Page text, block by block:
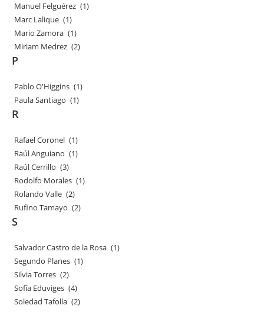
Manuel Felguérez (1)
Marc Lalique (1)
Mario Zamora (1)
Miriam Medrez (2)
P
Pablo O'Higgins (1)
Paula Santiago (1)
R
Rafael Coronel (1)
Raúl Anguiano (1)
Raúl Cerrillo (3)
Rodolfo Morales (1)
Rolando Valle (2)
Rufino Tamayo (2)
S
Salvador Castro de la Rosa (1)
Segundo Planes (1)
Silvia Torres (2)
Sofía Eduviges (4)
Soledad Tafolla (2)